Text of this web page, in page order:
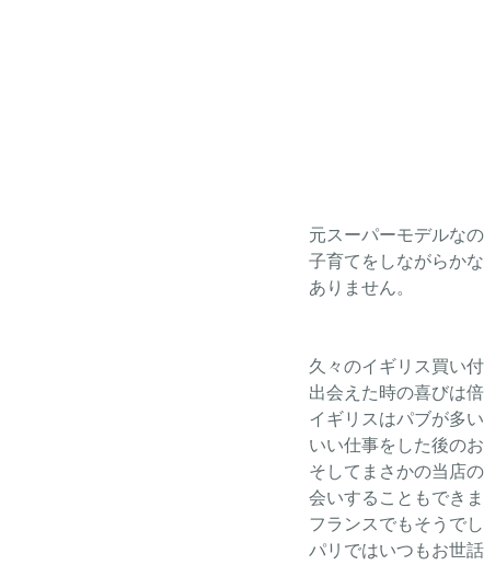
元スーパーモデルな
子育てをしながらか
ありません。
久々のイギリス買い
出会えた時の喜びは倍
イギリスはパブが多
いい仕事をした後の
そしてまさかの当店
会いすることもできま
フランスでもそうで
パリではいつもお世